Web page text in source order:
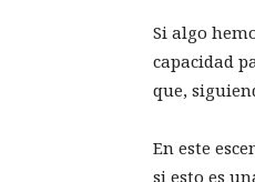
Si algo
capacidad
que,
En este
si esto es